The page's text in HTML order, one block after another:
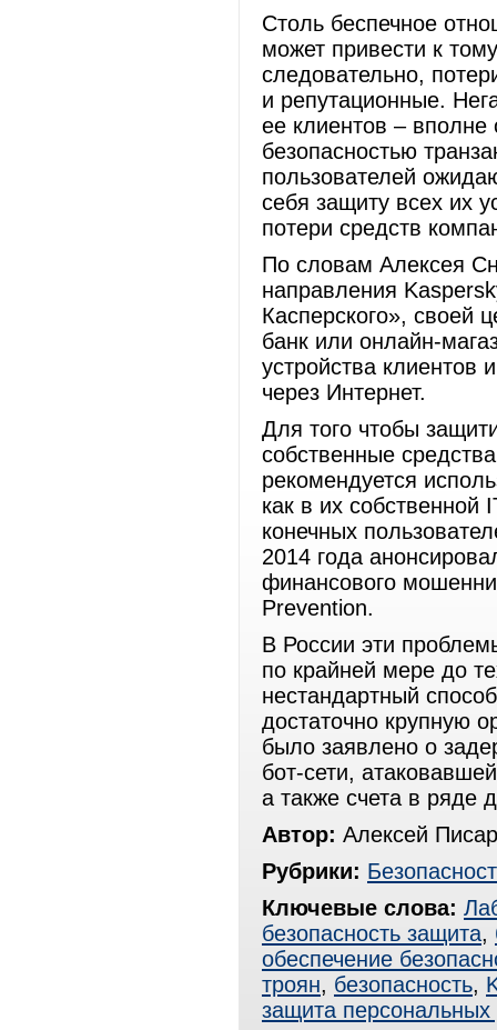
Столь беспечное
может привести к
следовательно,
и репутационные.
ее клиентов –
безопасностью
пользователей
себя защиту всех их
потери средств
По словам Алексея
направления
Касперского», своей
банк или онлайн-
устройства
через Интернет.
Для того чтобы
собственные
рекомендуется
как в их собственной
конечных
2014 года
финансового
Prevention.
В России эти
по крайней мере до
нестандартный
достаточно крупную
было заявлено о
бот-сети,
а также счета в ряде
Автор: Алексей
Рубрики:
Ключевые слова:
безопасность защита,
обеспечение
троян, безопасность,
защита